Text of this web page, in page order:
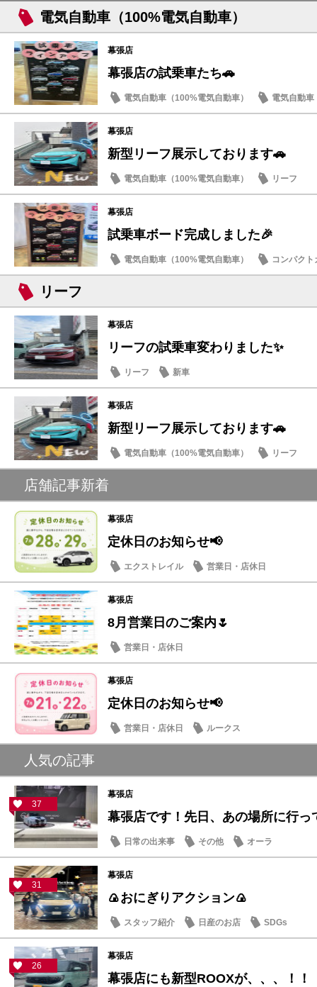
電気自動車（100%電気自動車）
幕張店
幕張店の試乗車たち🚗
電気自動車（100%電気自動車）
電気自動車
試乗車・展示車
幕張店
新型リーフ展示しております🚗
電気自動車（100%電気自動車） リーフ
幕張店
試乗車ボード完成しました🎉
電気自動車（100%電気自動車）
コンパクト
試乗車・展示車
車検・点検
リーフ
幕張店
リーフの試乗車変わりました✨
リーフ 新車
幕張店
新型リーフ展示しております🚗
電気自動車（100%電気自動車） リーフ
店舗記事新着
幕張店
定休日のお知らせ📢
エクストレイル 営業日・店休日
幕張店
8月営業日のご案内🌷
営業日・店休日
幕張店
定休日のお知らせ📢
営業日・店休日 ルークス
人気の記事
37
幕張店
幕張店です！先日、あの場所に行っ
日常の出来事 その他 オーラ
31
幕張店
🍙おにぎりアクション🍙
スタッフ紹介 日産のお店 SDGs
26
幕張店
幕張店にも新型ROOXが、、、！！